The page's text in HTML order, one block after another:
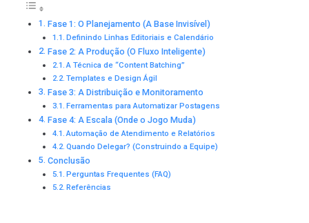
Fase 1: O Planejamento (A Base Invisível)
Definindo Linhas Editoriais e Calendário
Fase 2: A Produção (O Fluxo Inteligente)
A Técnica de “Content Batching”
Templates e Design Ágil
Fase 3: A Distribuição e Monitoramento
Ferramentas para Automatizar Postagens
Fase 4: A Escala (Onde o Jogo Muda)
Automação de Atendimento e Relatórios
Quando Delegar? (Construindo a Equipe)
Conclusão
Perguntas Frequentes (FAQ)
Referências